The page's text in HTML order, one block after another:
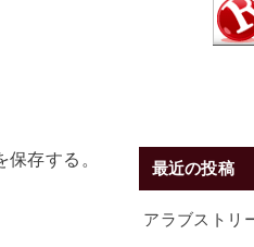
存する。 最近の投稿
アラブストリ